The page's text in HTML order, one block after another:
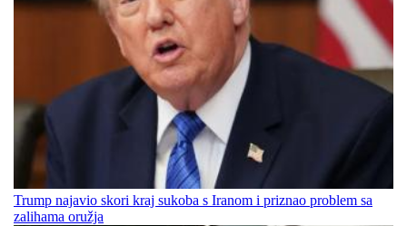
Trump najavio skori kraj sukoba s Iranom i priznao problem sa
zalihama oružja